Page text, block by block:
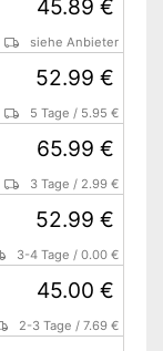
45.89 €
siehe Anbieter
52.99 €
5 Tage / 5.95 €
65.99 €
3 Tage / 2.99 €
52.99 €
3-4 Tage /0.00 €
45.00 €
2-3 Tage /7.69 €